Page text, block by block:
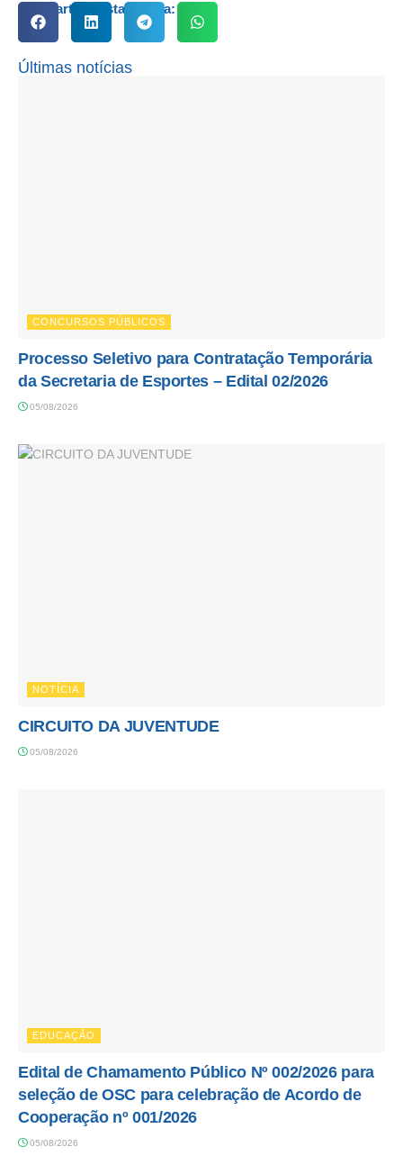
Compartilhe esta notícia:
Últimas notícias
CONCURSOS PÚBLICOS
Processo Seletivo para Contratação Temporária
da Secretaria de Esportes – Edital 02/2026
05/08/2026
NOTÍCIA
CIRCUITO DA JUVENTUDE
05/08/2026
EDUCAÇÃO
Edital de Chamamento Público Nº 002/2026 para
seleção de OSC para celebração de Acordo de
Cooperação nº 001/2026
05/08/2026